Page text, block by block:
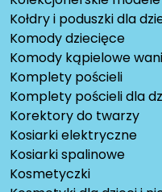
Kołdry i poduszki dla
Komody dziecięce
Komody kąpielowe
Komplety pościeli
Komplety pościeli dla
Korektory do twarzy
Kosiarki elektryczne
Kosiarki spalinowe
Kosmetyczki